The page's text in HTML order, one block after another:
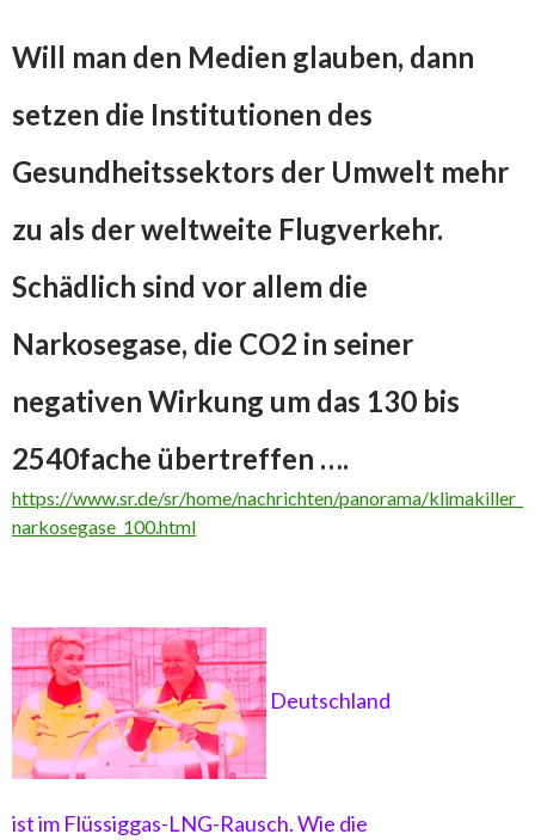
Will man den Medien glauben, dann
setzen die Institutionen des
Gesundheitssektors der Umwelt mehr
zu als der weltweite Flugverkehr.
Schädlich sind vor allem die
Narkosegase, die CO2 in seiner
negativen Wirkung um das 130 bis
2540fache übertreffen ….
https://www.sr.de/sr/home/nachrichten/panorama/klimakiller_
narkosegase_100.html
Deutschland
ist im Flüssiggas-LNG-Rausch. Wie die